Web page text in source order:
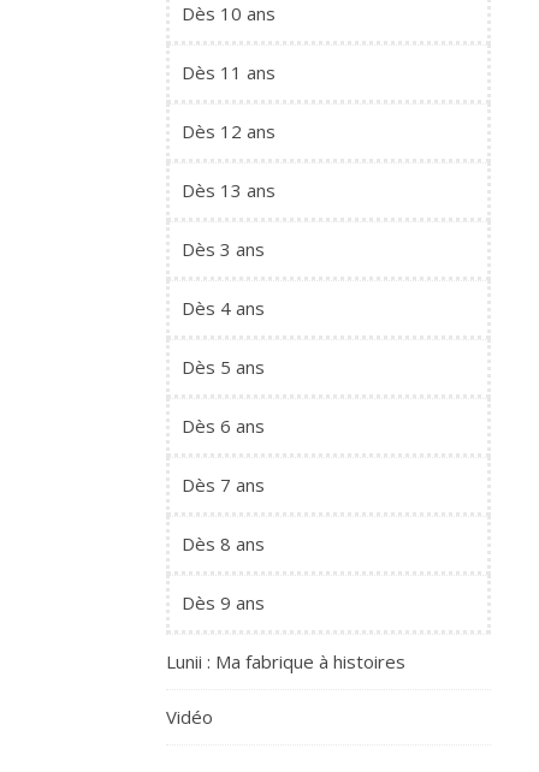
Dès 10 ans
Dès 11 ans
Dès 12 ans
Dès 13 ans
Dès 3 ans
Dès 4 ans
Dès 5 ans
Dès 6 ans
Dès 7 ans
Dès 8 ans
Dès 9 ans
Lunii : Ma fabrique à histoires
Vidéo